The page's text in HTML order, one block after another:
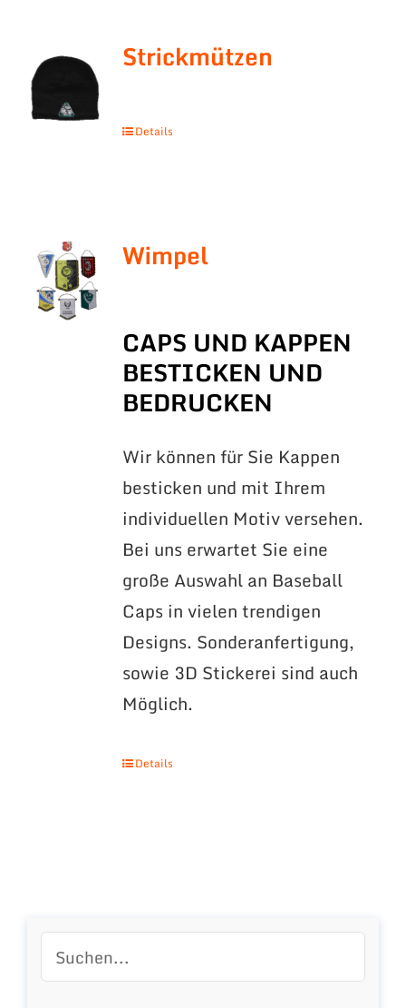
Strickmützen
Details
Wimpel
CAPS UND KAPPEN
BESTICKEN UND
BEDRUCKEN
Wir können für Sie Kappen
besticken und mit Ihrem
individuellen Motiv versehen.
Bei uns erwartet Sie eine
große Auswahl an Baseball
Caps in vielen trendigen
Designs. Sonderanfertigung,
sowie 3D Stickerei sind auch
Möglich.
Details